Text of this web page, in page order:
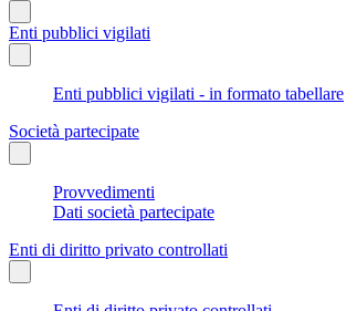
Enti pubblici vigilati
Enti pubblici vigilati - in formato tabellare
Società partecipate
Provvedimenti
Dati società partecipate
Enti di diritto privato controllati